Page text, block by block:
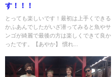
す！！！
とっても楽しいです！最初は上手くできる
かふあんでしたがいざ潜ってみると魚やサ
ンゴが綺麗で最後の方は楽しくできて良か
ったです。【あやか】 慣れ...